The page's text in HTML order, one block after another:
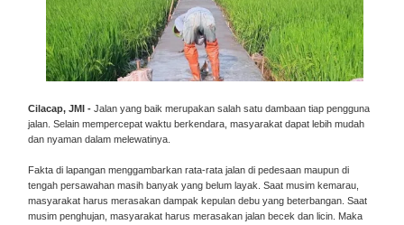
Cilacap, JMI - Jalan yang baik merupakan salah satu dambaan tiap pengguna
jalan. Selain mempercepat waktu berkendara, masyarakat dapat lebih mudah
dan nyaman dalam melewatinya.
Fakta di lapangan menggambarkan rata-rata jalan di pedesaan maupun di
tengah persawahan masih banyak yang belum layak. Saat musim kemarau,
masyarakat harus merasakan dampak kepulan debu yang beterbangan. Saat
musim penghujan, masyarakat harus merasakan jalan becek dan licin. Maka